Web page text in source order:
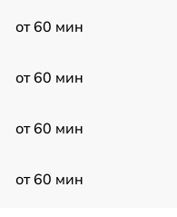
от 60 мин
от 60 мин
от 60 мин
от 60 мин